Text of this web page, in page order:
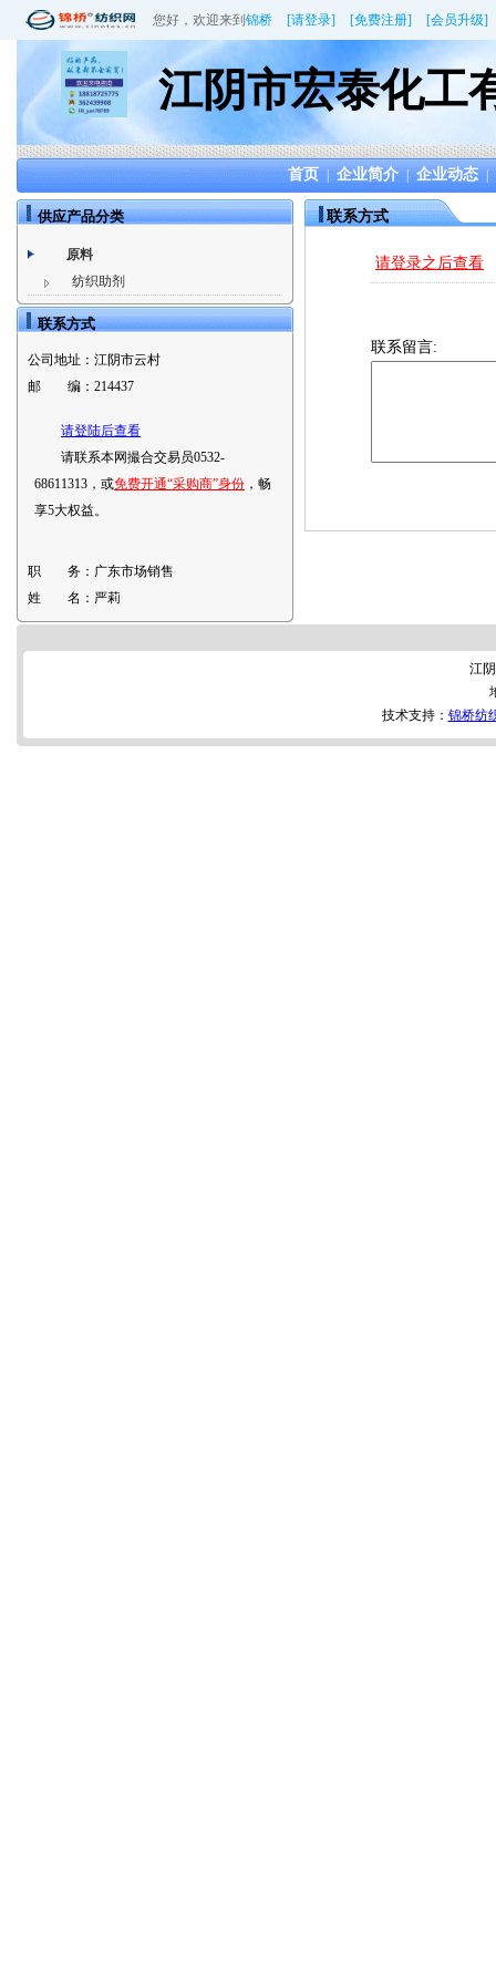
您好，欢迎来到 锦桥 [请登录] [免费注册] [会员升级]
江阴市宏泰化工
首页 | 企业简介 | 企业动态 |
供应产品分类
原料
纺织助剂
联系方式
公司地址： 江阴市云村
邮 编： 214437
请登陆后查看
请联系本网撮合交易员0532-
68611313，或免费开通“采购商”身份 ，畅
享5大权益。
职 务： 广东市场销售
姓 名： 严莉
联系方式
请登录之后查看
联系留言:
江
技术支持： 锦桥纺